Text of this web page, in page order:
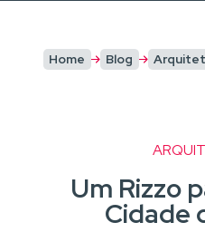
Home Blog
Um Rizzo
Cidade